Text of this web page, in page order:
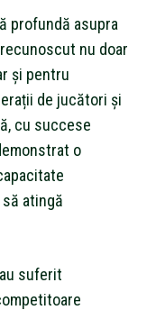
profundă asupra
nu doar
și pentru
de jucători și
cu succese
o
atingă
suferit